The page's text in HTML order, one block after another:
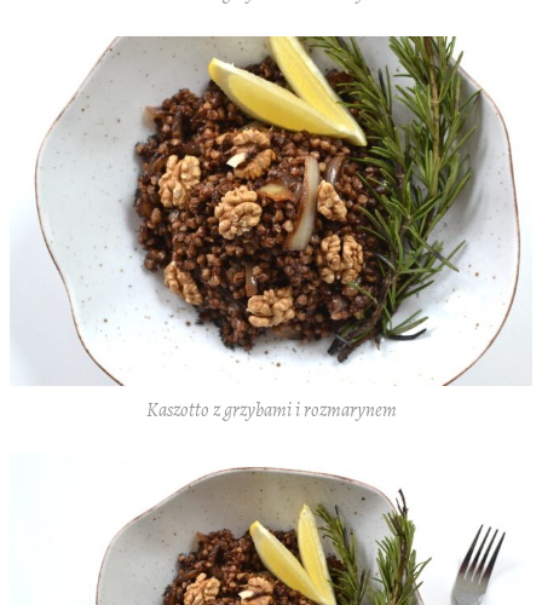
Kaszotto z grzybami i rozmarynem